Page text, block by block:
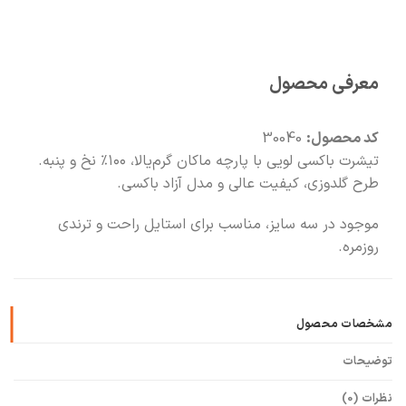
معرفی محصول
کد محصول: 30040
تیشرت باکسی لویی با پارچه ماکان گرم‌یالا، ۱۰۰٪ نخ و پنبه.
طرح گلدوزی، کیفیت عالی و مدل آزاد باکسی.
موجود در سه سایز، مناسب برای استایل راحت و ترندی
روزمره.
مشخصات محصول
توضیحات
نظرات (0)